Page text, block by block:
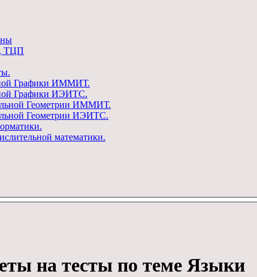
ТЦП
Графики ИММИТ.
Графики ИЭИТС.
Геометрии ИММИТ.
Геометрии ИЭИТС.
математики.
на тесты по теме Языки